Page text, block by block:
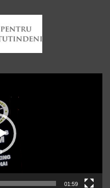
01:59